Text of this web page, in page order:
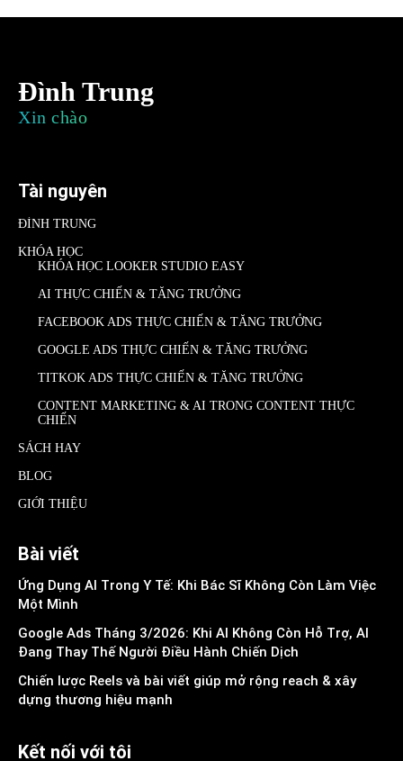
Đình Trung
Xin chào
Tài nguyên
ĐÌNH TRUNG
KHÓA HỌC
KHÓA HỌC LOOKER STUDIO EASY
AI THỰC CHIẾN & TĂNG TRƯỞNG
FACEBOOK ADS THỰC CHIẾN & TĂNG TRƯỞNG
GOOGLE ADS THỰC CHIẾN & TĂNG TRƯỞNG
TITKOK ADS THỰC CHIẾN & TĂNG TRƯỞNG
CONTENT MARKETING & AI TRONG CONTENT THỰC
CHIẾN
SÁCH HAY
BLOG
GIỚI THIỆU
Bài viết
Ứng Dụng AI Trong Y Tế: Khi Bác Sĩ Không Còn Làm Việc
Một Mình
Google Ads Tháng 3/2026: Khi AI Không Còn Hỗ Trợ, AI
Đang Thay Thế Người Điều Hành Chiến Dịch
Chiến lược Reels và bài viết giúp mở rộng reach & xây
dựng thương hiệu mạnh
Kết nối với tôi